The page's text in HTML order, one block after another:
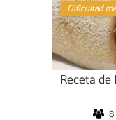
Dificultad
Receta
8